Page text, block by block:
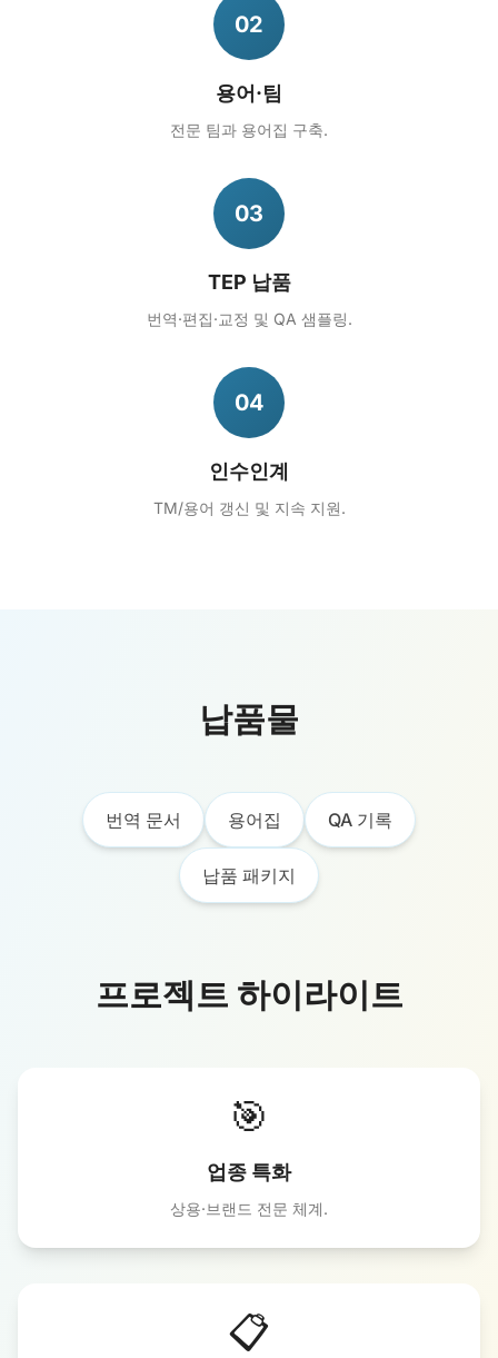
02
용어·팀
전문 팀과 용어집 구축.
03
TEP 납품
번역·편집·교정 및 QA 샘플링.
04
인수인계
TM/용어 갱신 및 지속 지원.
납품물
번역 문서 용어집 QA 기록
납품 패키지
프로젝트 하이라이트
🎯
업종 특화
상용·브랜드 전문 체계.
📋